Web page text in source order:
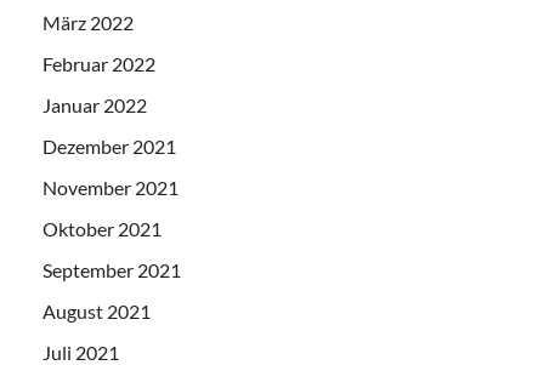
März 2022
Februar 2022
Januar 2022
Dezember 2021
November 2021
Oktober 2021
September 2021
August 2021
Juli 2021